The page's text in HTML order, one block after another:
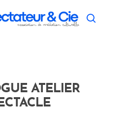
search
ATELIER